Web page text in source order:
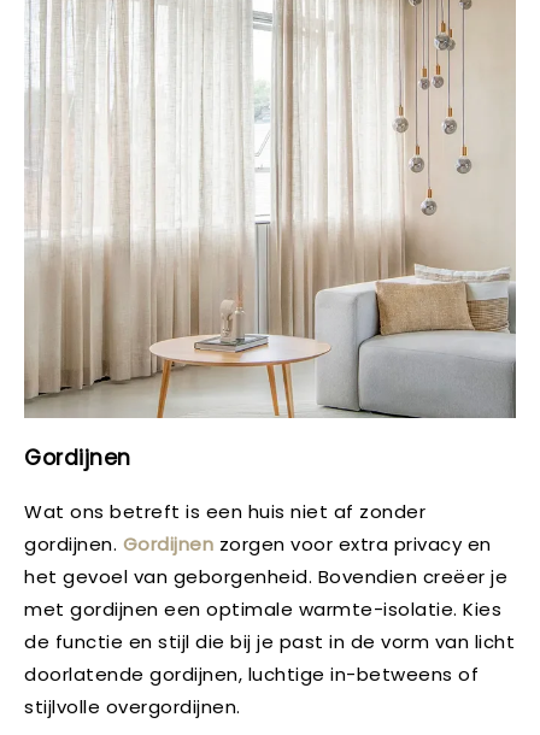
Gordijnen
Wat ons betreft is een huis niet af zonder
gordijnen. Gordijnen zorgen voor extra privacy en
het gevoel van geborgenheid. Bovendien creëer je
met gordijnen een optimale warmte-isolatie. Kies
de functie en stijl die bij je past in de vorm van licht
doorlatende gordijnen, luchtige in-betweens of
stijlvolle overgordijnen.